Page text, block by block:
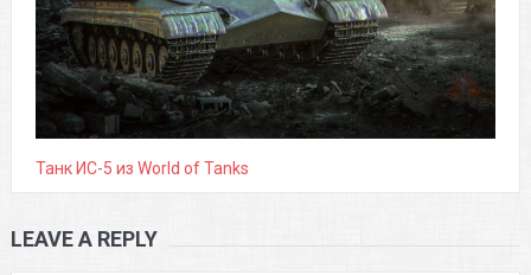
Танк ИС-5 из World of Tanks
LEAVE A REPLY